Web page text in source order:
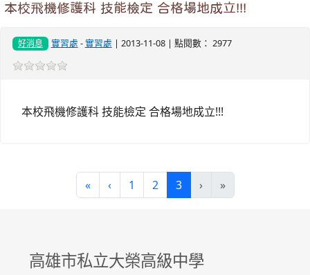
本校飛機修護科 技能檢定 合格場地成立!!!
好消息 實習處 -實習處 | 2013-11-08 | 點閱數： 2977
本校飛機修護科 技能檢定 合格場地成立!!!
« ‹ 1 2 3(current)
› »
高雄市私立大榮高級中學